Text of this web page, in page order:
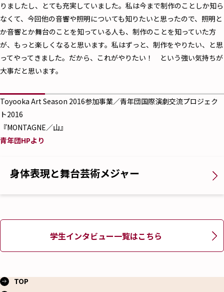
りましたし、とても充実していました。私は今まで制作のことしか知ら
なくて、今回他の音響や照明についても知りたいと思ったので、照明と
か音響とか舞台のことを知っている人も、制作のことを知っていた方
が、もっと楽しくなると思います。私はずっと、制作をやりたい、と思
ってやってきました。だから、これがやりたい！ という強い気持ちが
大事だと思います。
Toyooka Art Season 2016参加事業／青年団国際演劇交流プロジェク
ト2016
『MONTAGNE／山』
青年団HPより
身体表現と舞台芸術メジャー
学生インタビュー一覧はこちら
TOP